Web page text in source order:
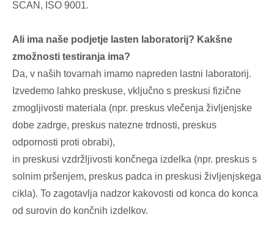
SCAN, ISO 9001.
Ali ima naše podjetje lasten laboratorij? Kakšne
zmožnosti testiranja ima?
Da, v naših tovarnah imamo napreden lastni laboratorij.
Izvedemo lahko preskuse, vključno s preskusi fizične
zmogljivosti materiala (npr. preskus vlečenja življenjske
dobe zadrge, preskus natezne trdnosti, preskus
odpornosti proti obrabi),
in preskusi vzdržljivosti končnega izdelka (npr. preskus s
solnim pršenjem, preskus padca in preskusi življenjskega
cikla). To zagotavlja nadzor kakovosti od konca do konca
od surovin do končnih izdelkov.